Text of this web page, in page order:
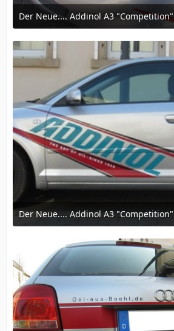
Der Neue.... Addinol A3 "Competition"
12. März 2016 um 16:57
Der Neue.... Addinol A3 "Competition"
12. März 2016 um 16:57